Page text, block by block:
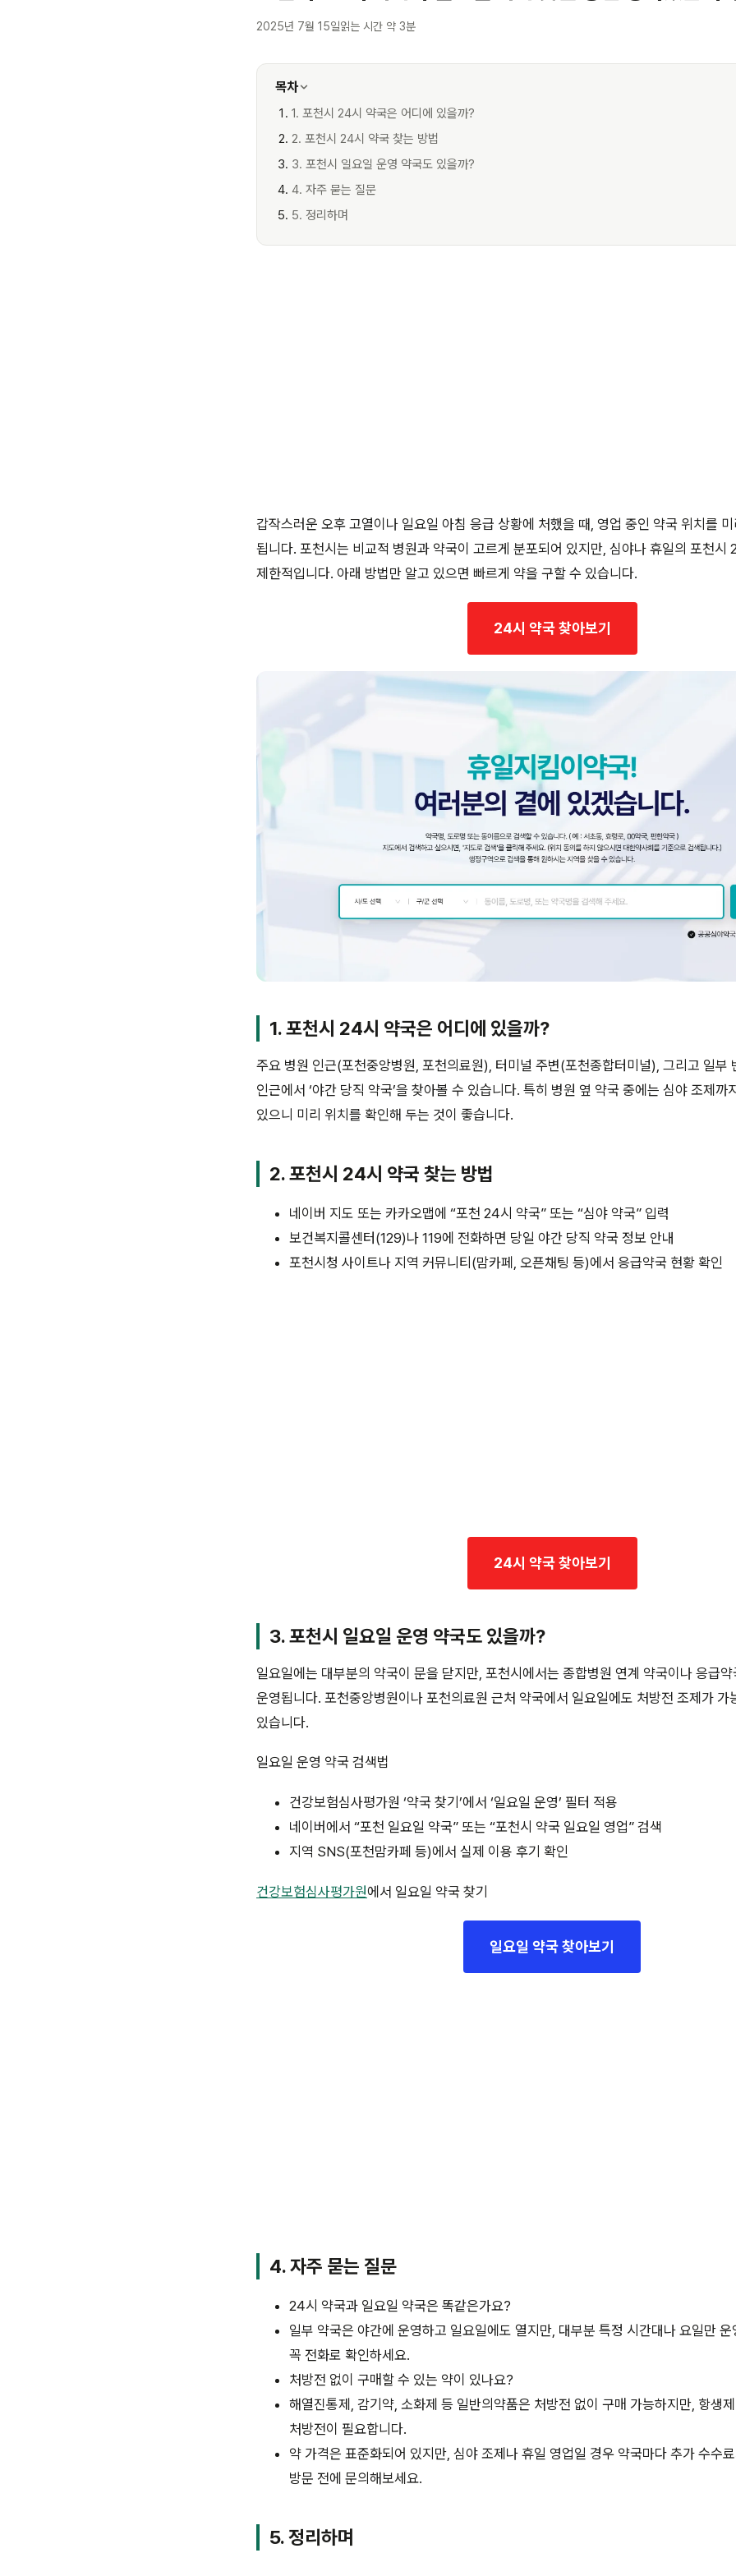
2025년 7월 15일읽는 시간 약 3분
목차
1. 포천시 24시 약국은 어디에 있을까?
2. 포천시 24시 약국 찾는 방법
3. 포천시 일요일 운영 약국도 있을까?
4. 자주 묻는 질문
5. 정리하며
갑작스러운 오후 고열이나 일요일 아침 응급 상황에 처했을 때, 영업 중인 약국 위치를
됩니다. 포천시는 비교적 병원과 약국이 고르게 분포되어 있지만, 심야나 휴일의 포천시
제한적입니다. 아래 방법만 알고 있으면 빠르게 약을 구할 수 있습니다.
24시 약국 찾아보기
1. 포천시 24시 약국은 어디에 있을까?
주요 병원 인근(포천중앙병원, 포천의료원), 터미널 주변(포천종합터미널), 그리고 일부
인근에서 ‘야간 당직 약국’을 찾아볼 수 있습니다. 특히 병원 옆 약국 중에는 심야 조제까
있으니 미리 위치를 확인해 두는 것이 좋습니다.
2. 포천시 24시 약국 찾는 방법
네이버 지도 또는 카카오맵에 “포천 24시 약국” 또는 “심야 약국” 입력
보건복지콜센터(129)나 119에 전화하면 당일 야간 당직 약국 정보 안내
포천시청 사이트나 지역 커뮤니티(맘카페, 오픈채팅 등)에서 응급약국 현황 확인
24시 약국 찾아보기
3. 포천시 일요일 운영 약국도 있을까?
일요일에는 대부분의 약국이 문을 닫지만, 포천시에서는 종합병원 연계 약국이나 응급
운영됩니다. 포천중앙병원이나 포천의료원 근처 약국에서 일요일에도 처방전 조제가 가
있습니다.
일요일 운영 약국 검색법
건강보험심사평가원 ‘약국 찾기’에서 ‘일요일 운영’ 필터 적용
네이버에서 “포천 일요일 약국” 또는 “포천시 약국 일요일 영업” 검색
지역 SNS(포천맘카페 등)에서 실제 이용 후기 확인
건강보험심사평가원에서 일요일 약국 찾기
일요일 약국 찾아보기
4. 자주 묻는 질문
24시 약국과 일요일 약국은 똑같은가요?
일부 약국은 야간에 운영하고 일요일에도 열지만, 대부분 특정 시간대나 요일만 운
꼭 전화로 확인하세요.
처방전 없이 구매할 수 있는 약이 있나요?
해열진통제, 감기약, 소화제 등 일반의약품은 처방전 없이 구매 가능하지만, 항생
처방전이 필요합니다.
약 가격은 표준화되어 있지만, 심야 조제나 휴일 영업일 경우 약국마다 추가 수수
방문 전에 문의해보세요.
5. 정리하며